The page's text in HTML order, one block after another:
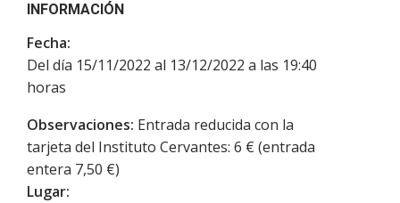
INFORMACIÓN
Fecha:
Del día 15/11/2022 al 13/12/2022 a las 19:40
horas
Observaciones: Entrada reducida con la
tarjeta del Instituto Cervantes: 6 € (entrada
entera 7,50 €)
Lugar: